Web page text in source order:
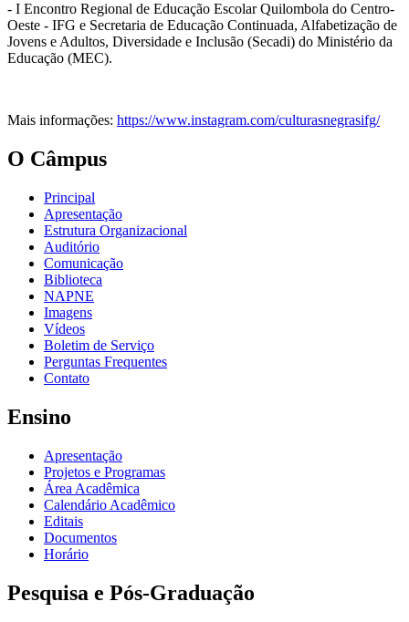
- I Encontro Regional de Educação Escolar Quilombola do Centro-
Oeste - IFG e Secretaria de Educação Continuada, Alfabetização de
Jovens e Adultos, Diversidade e Inclusão (Secadi) do Ministério da
Educação (MEC).
Mais informações: https://www.instagram.com/culturasnegrasifg/
O Câmpus
Principal
Apresentação
Estrutura Organizacional
Auditório
Comunicação
Biblioteca
NAPNE
Imagens
Vídeos
Boletim de Serviço
Perguntas Frequentes
Contato
Ensino
Apresentação
Projetos e Programas
Área Acadêmica
Calendário Acadêmico
Editais
Documentos
Horário
Pesquisa e Pós-Graduação